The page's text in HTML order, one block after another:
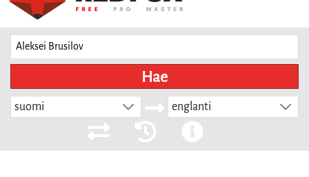
Hae
suomi englanti